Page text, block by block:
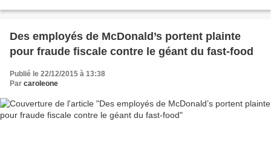
Des employés de McDonald’s portent plainte
pour fraude fiscale contre le géant du fast-food
Publié le 22/12/2015 à 13:38
Par caroleone